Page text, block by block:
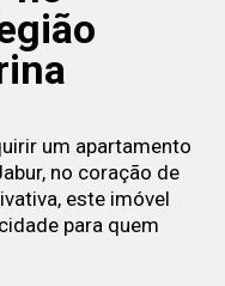
um apartamento
no coração de
este imóvel
para quem